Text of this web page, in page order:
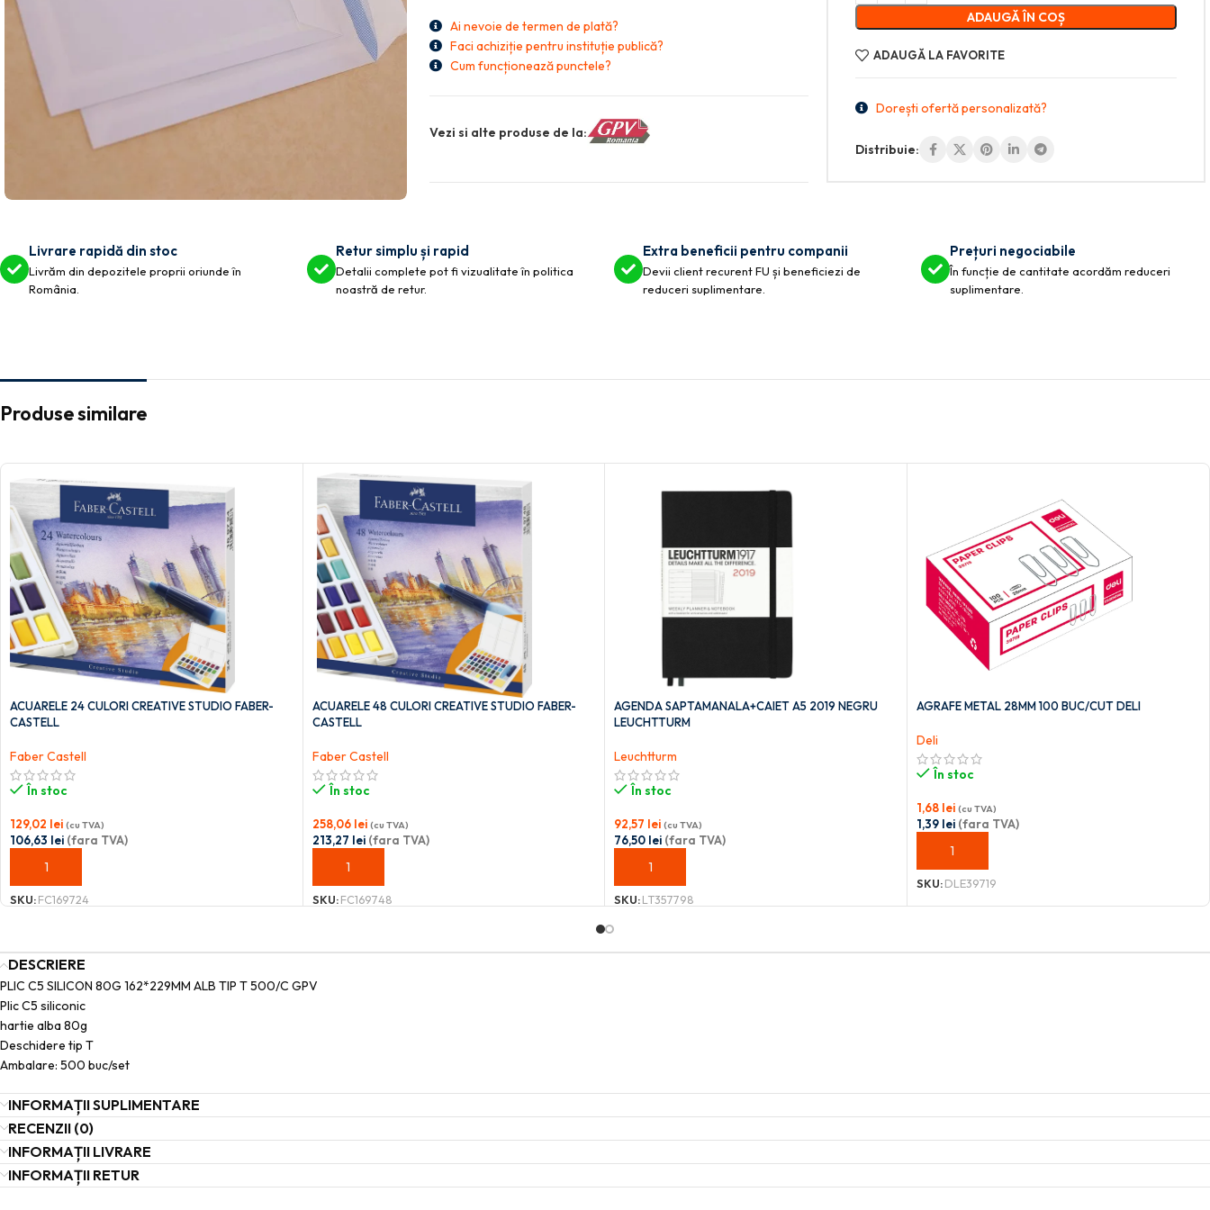
Ai nevoie de termen de plată?
Faci achiziție pentru instituție publică?
Cum funcționează punctele?
Vezi si alte produse de la:
ADAUGĂ ÎN COȘ
ADAUGĂ LA FAVORITE
Dorești ofertă personalizată?
Distribuie:
Livrare rapidă din stoc
Livrăm din depozitele proprii oriunde în
România.
Retur simplu și rapid
Detalii complete pot fi vizualitate în politica
noastră de retur.
Extra beneficii pentru companii
Devii client recurent FU și beneficiezi de
reduceri suplimentare.
Prețuri negociabile
În funcție de cantitate acordăm reduceri
suplimentare.
Produse similare
ACUARELE 24 CULORI CREATIVE STUDIO FABER-
CASTELL
Faber Castell
În stoc
129,02 lei (cu TVA)
106,63 lei (fara TVA)
ADAUGĂ ÎN COȘ
SKU:FC169724
ACUARELE 48 CULORI CREATIVE STUDIO FABER-
CASTELL
Faber Castell
În stoc
258,06 lei (cu TVA)
213,27 lei(fara TVA)
ADAUGĂ ÎN COȘ
SKU:FC169748
AGENDA SAPTAMANALA+CAIET A5 2019 NEGRU
LEUCHTTURM
Leuchtturm
În stoc
92,57 lei (cu TVA)
76,50 lei (fara TVA)
ADAUGĂ ÎN COȘ
SKU:LT357798
AGRAFE METAL 28MM 100 BUC/CUT DELI
Deli
În stoc
1,68 lei (cu TVA)
1,39 lei(fara TVA)
ADAUGĂ ÎN COȘ
SKU:DLE39719
DESCRIERE
PLIC C5 SILICON 80G 162*229MM ALB TIP T 500/C GPV
Plic C5 siliconic
hartie alba 80g
Deschidere tip T
Ambalare: 500 buc/set
INFORMAȚII SUPLIMENTARE
RECENZII (0)
INFORMAȚII LIVRARE
INFORMAȚII RETUR